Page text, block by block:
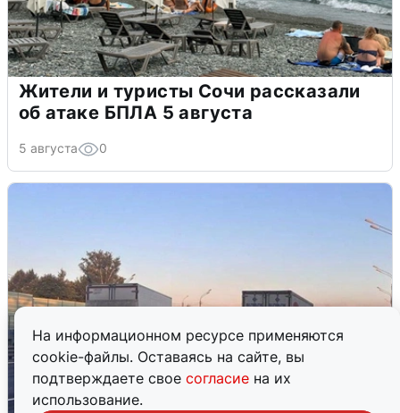
На информационном ресурсе применяются
cookie-файлы. Оставаясь на сайте, вы
подтверждаете свое согласие на их
использование.
Жители и туристы Сочи рассказали
об атаке БПЛА 5 августа
5 августа 0